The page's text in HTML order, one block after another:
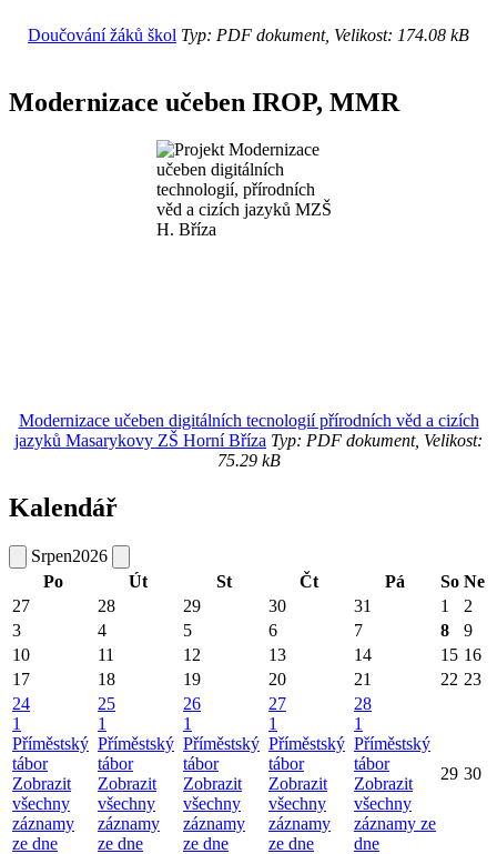
Doučování žáků škol Typ: PDF dokument, Velikost: 174.08 kB
Modernizace učeben IROP, MMR
Modernizace učeben digitálních tecnologií přírodních věd a cizích
jazyků Masarykovy ZŠ Horní Bříza Typ: PDF dokument, Velikost:
75.29 kB
Kalendář
Srpen2026
Po
Út St Čt Pá So Ne
27
28 29 30 31 1
2
3
4 5 6 7 8
9
10
11 12 13 14 15 16
17
18 19 20 21 22 23
24
1
Příměstský
tábor
Zobrazit
všechny
záznamy
ze dne
25
1
Příměstský
tábor
Zobrazit
všechny
záznamy
ze dne
26
1
Příměstský
tábor
Zobrazit
všechny
záznamy
ze dne
27
1
Příměstský
tábor
Zobrazit
všechny
záznamy
ze dne
28
1
Příměstský
tábor
Zobrazit
všechny
záznamy ze
dne
29 30